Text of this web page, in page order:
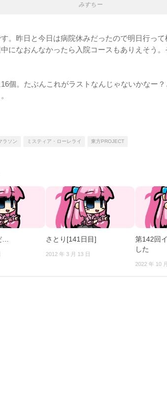
みすちー
。昨日と今日は病院休みだったので明日行って
になおんなかったら入院コースもありえそう。
個。たぶんこれがラストなんじゃないかなー？
ラソン ミスティア・ローレライ 東方PROJECT
… さとり[141日目]
2012 年 3 月 13 日
第142回
した
2022 年 10